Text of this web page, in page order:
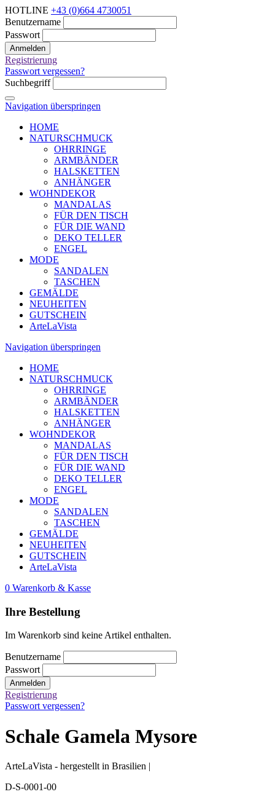
HOTLINE +43 (0)664 4730051
Benutzername
Passwort
Anmelden
Registrierung
Passwort vergessen?
Suchbegriff
Navigation überspringen
HOME
NATURSCHMUCK
OHRRINGE
ARMBÄNDER
HALSKETTEN
ANHÄNGER
WOHNDEKOR
MANDALAS
FÜR DEN TISCH
FÜR DIE WAND
DEKO TELLER
ENGEL
MODE
SANDALEN
TASCHEN
GEMÄLDE
NEUHEITEN
GUTSCHEIN
ArteLaVista
Navigation überspringen
HOME
NATURSCHMUCK
OHRRINGE
ARMBÄNDER
HALSKETTEN
ANHÄNGER
WOHNDEKOR
MANDALAS
FÜR DEN TISCH
FÜR DIE WAND
DEKO TELLER
ENGEL
MODE
SANDALEN
TASCHEN
GEMÄLDE
NEUHEITEN
GUTSCHEIN
ArteLaVista
0 Warenkorb & Kasse
Ihre Bestellung
Im Warenkorb sind keine Artikel enthalten.
Benutzername
Passwort
Anmelden
Registrierung
Passwort vergessen?
Schale Gamela Mysore
ArteLaVista - hergestellt in Brasilien |
D-S-0001-00